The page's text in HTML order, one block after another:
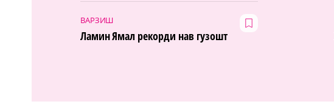
ВАРЗИШ
Ламин Ямал рекорди нав гузошт